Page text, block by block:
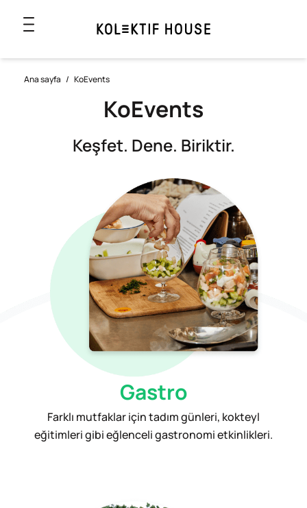
Ana sayfa / KoEvents
KoEvents
Keşfet. Dene. Biriktir.
Gastro
Farklı mutfaklar için tadım günleri, kokteyl
eğitimleri gibi eğlenceli gastronomi etkinlikleri.